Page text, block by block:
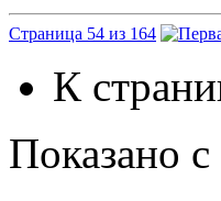
Страница 54 из 164
К
Показано